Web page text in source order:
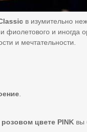
в изумительно
фиолетового и иногда
и мечтательности.
.
розовом цвете PINK вы